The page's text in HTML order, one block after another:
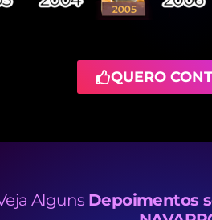
QUERO
Alguns Depoimentos